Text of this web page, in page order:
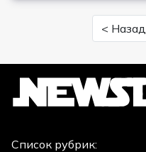
< Назад
Список рубрик: